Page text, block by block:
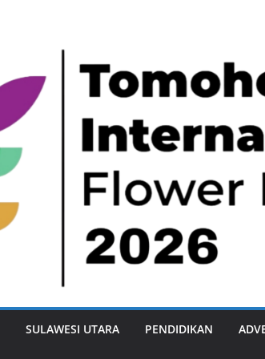
SULAWESI UTARA PENDIDIKAN